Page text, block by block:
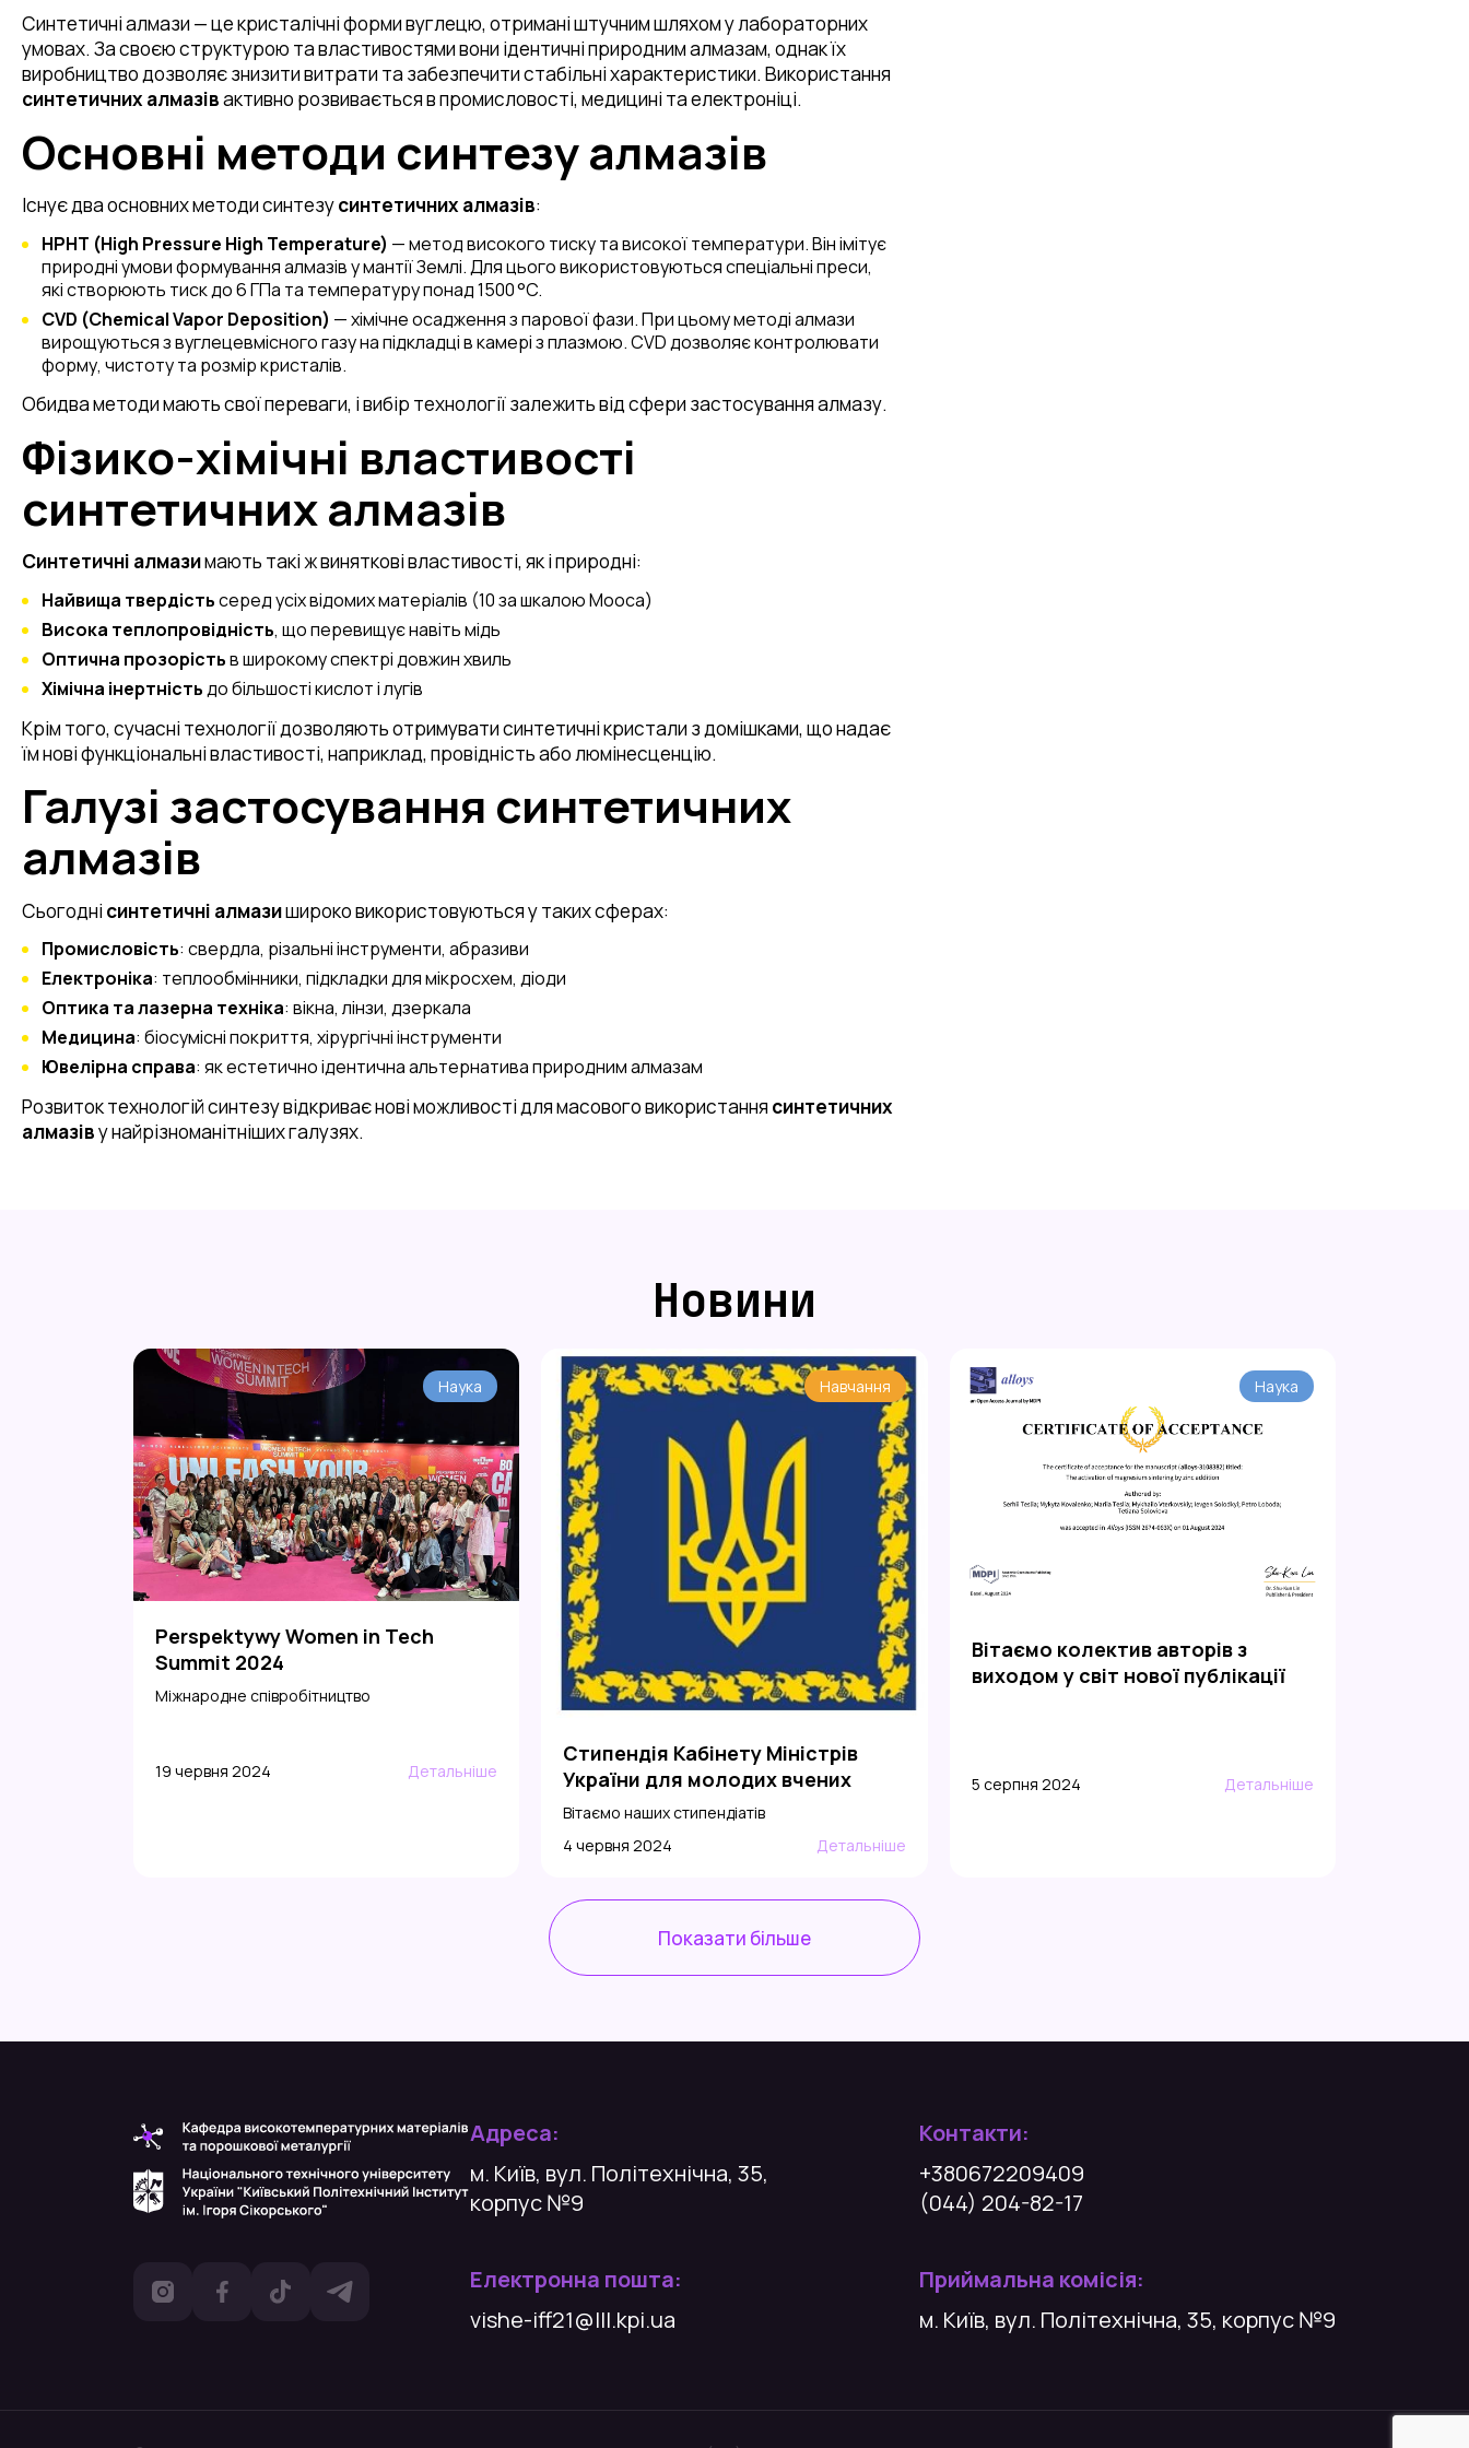
Лабораторія
підготовки шліфів
Лабораторія іскро-
плазмового спікання
Лабораторія
високотемпературних
моделювання
Лабораторія оптичної
мікроскопії
Лабораторія
Лабораторія
2023/2024
Синтетичні алмази — це кристалічні форми вуглецю, отримані штучним шляхом у лабораторних
умовах. За своєю структурою та властивостями вони ідентичні природним алмазам, однак їх
виробництво дозволяє знизити витрати та забезпечити стабільні характеристики. Використання
синтетичних алмазівактивно розвивається в промисловості, медицині та електроніці.
Основні методи синтезу алмазів
Існує два основних методи синтезусинтетичних алмазів:
HPHT (High Pressure High Temperature) — метод високого тиску та високої температури. Він імітує
природні умови формування алмазів у мантії Землі. Для цього використовуються спеціальні преси,
які створюють тиск до 6 ГПа та температуру понад 1500 °C.
CVD (Chemical Vapor Deposition) — хімічне осадження з парової фази. При цьому методі алмази
вирощуються з вуглецевмісного газу на підкладці в камері з плазмою. CVD дозволяє контролювати
форму, чистоту та розмір кристалів.
Обидва методи мають свої переваги, і вибір технології залежить від сфери застосування алмазу.
Фізико-хімічні властивості
синтетичних алмазів
Синтетичні алмазимають такі ж виняткові властивості, як і природні:
Найвища твердістьсеред усіх відомих матеріалів (10 за шкалою Мооса)
Висока теплопровідність, що перевищує навіть мідь
Оптична прозорістьв широкому спектрі довжин хвиль
Хімічна інертністьдо більшості кислот і лугів
Крім того, сучасні технології дозволяють отримувати синтетичні кристали з домішками, що надає
їм нові функціональні властивості, наприклад, провідність або люмінесценцію.
Галузі застосування синтетичних
алмазів
Сьогодні синтетичні алмазишироко використовуються у таких сферах:
Промисловість: свердла, різальні інструменти, абразиви
Електроніка: теплообмінники, підкладки для мікросхем, діоди
Оптика та лазерна техніка: вікна, лінзи, дзеркала
Медицина: біосумісні покриття, хірургічні інструменти
Ювелірна справа: як естетично ідентична альтернатива природним алмазам
Розвиток технологій синтезу відкриває нові можливості для масового використання синтетичних
алмазіву найрізноманітніших галузях.
Новини
Наука
Perspektywy Women in Tech
Summit 2024
Міжнародне співробітництво
19 червня 2024 Детальніше
Навчання
Стипендія Кабінету Міністрів
України для молодих вчених
Вітаємо наших стипендіатів
4 червня 2024
Детальніше
Наука
Вітаємо колектив авторів з
виходом у світ нової публікації
5 серпня 2024 Детальніше
Показати більше
Адреса:
м. Київ, вул. Політехнічна, 35,
корпус №9
Контакти:
+380672209409
(044) 204-82-17
Електронна пошта:
vishe-iff21@lll.kpi.ua
Приймальна комісія:
м. Київ, вул. Політехнічна, 35, корпус №9